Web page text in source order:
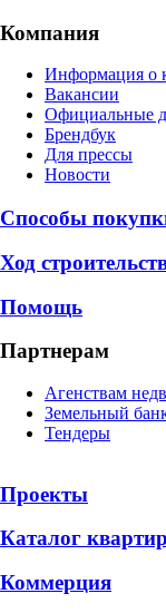
Компания
Информация о
Вакансии
Официальные
Брендбук
Для прессы
Новости
Способы
Ход
Помощь
Партнерам
Агенствам
Земельный
Тендеры
Проекты
Каталог квартир
Коммерция